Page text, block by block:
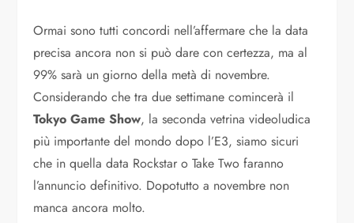
Ormai sono tutti concordi nell’affermare che la data
precisa ancora non si può dare con certezza, ma al
99% sarà un giorno della metà di novembre.
Considerando che tra due settimane comincerà il
Tokyo Game Show, la seconda vetrina videoludica
più importante del mondo dopo l’E3, siamo sicuri
che in quella data Rockstar o Take Two faranno
l’annuncio definitivo. Dopotutto a novembre non
manca ancora molto.